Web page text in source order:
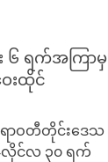
၆ ရက်အကြာမှ
းထိုင်
ာဝတီတိုင်းဒေသ
လိုင်လ ၃၀ ရက်